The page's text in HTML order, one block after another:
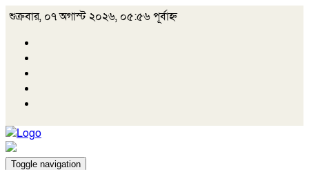
শুক্রবার, ০৭ অগাস্ট ২০২৬, ০৫:৫৬ পূর্বাহ্ন
Toggle navigation